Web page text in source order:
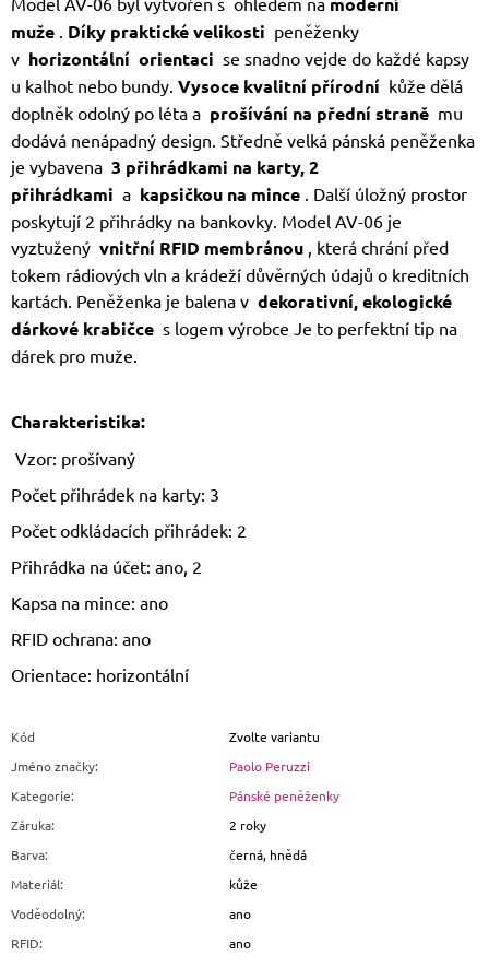
muže . Díky praktické velikosti peněženky
v horizontální orientaci se snadno vejde do každé kapsy
u kalhot nebo bundy. Vysoce kvalitní přírodní kůže dělá
doplněk odolný po léta a prošívání na přední straně mu
dodává nenápadný design. Středně velká pánská peněženka
je vybavena 3 přihrádkami na karty, 2
přihrádkami a kapsičkou na mince . Další úložný prostor
poskytují 2 přihrádky na bankovky. Model AV-06 je
vyztužený vnitřní RFID membránou , která chrání před
tokem rádiových vln a krádeží důvěrných údajů o kreditních
kartách. Peněženka je balena v dekorativní, ekologické
dárkové krabičce s logem výrobce Je to perfektní tip na
dárek pro muže.
Charakteristika:
Vzor: prošívaný
Počet přihrádek na karty: 3
Počet odkládacích přihrádek: 2
Přihrádka na účet: ano, 2
Kapsa na mince: ano
RFID ochrana: ano
Orientace: horizontální
Kód
Zvolte variantu
Jméno značky:
Paolo Peruzzi
Kategorie:
Pánské peněženky
Záruka:
2 roky
Barva:
černá, hnědá
Materiál:
kůže
Voděodolný:
ano
RFID: ano